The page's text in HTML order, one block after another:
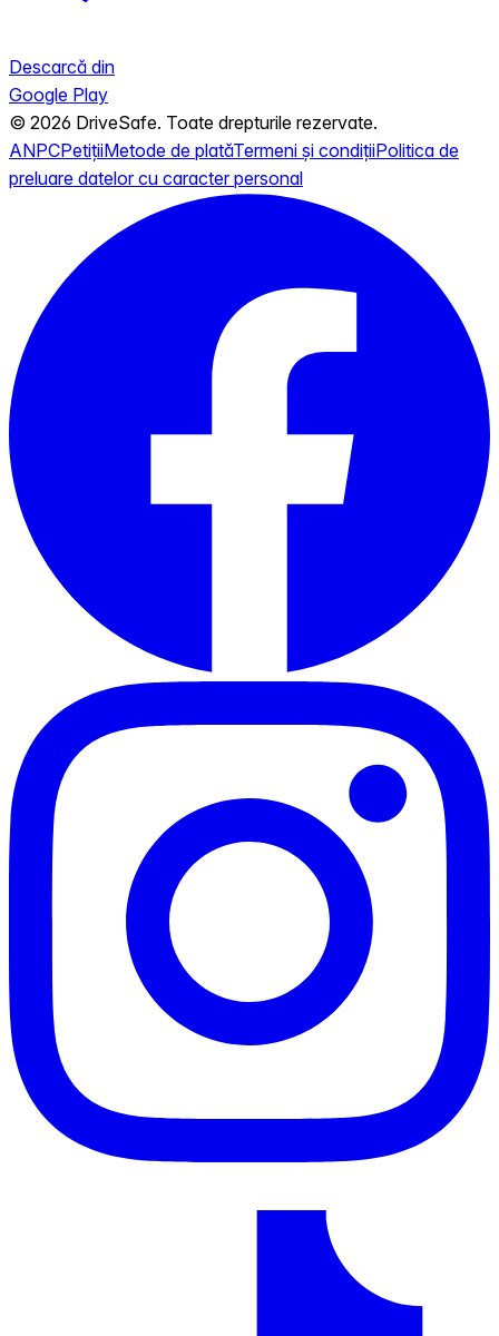
Descarcă din
Google Play
© 2026 DriveSafe. Toate drepturile rezervate.
ANPCPetițiiMetode de platăTermeni și condițiiPolitica de
preluare datelor cu caracter personal